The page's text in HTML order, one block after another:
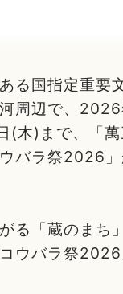
る国指定重要
周辺で、
(木)まで、「萬
バラ祭2026」
る「蔵のまち
ウバラ祭